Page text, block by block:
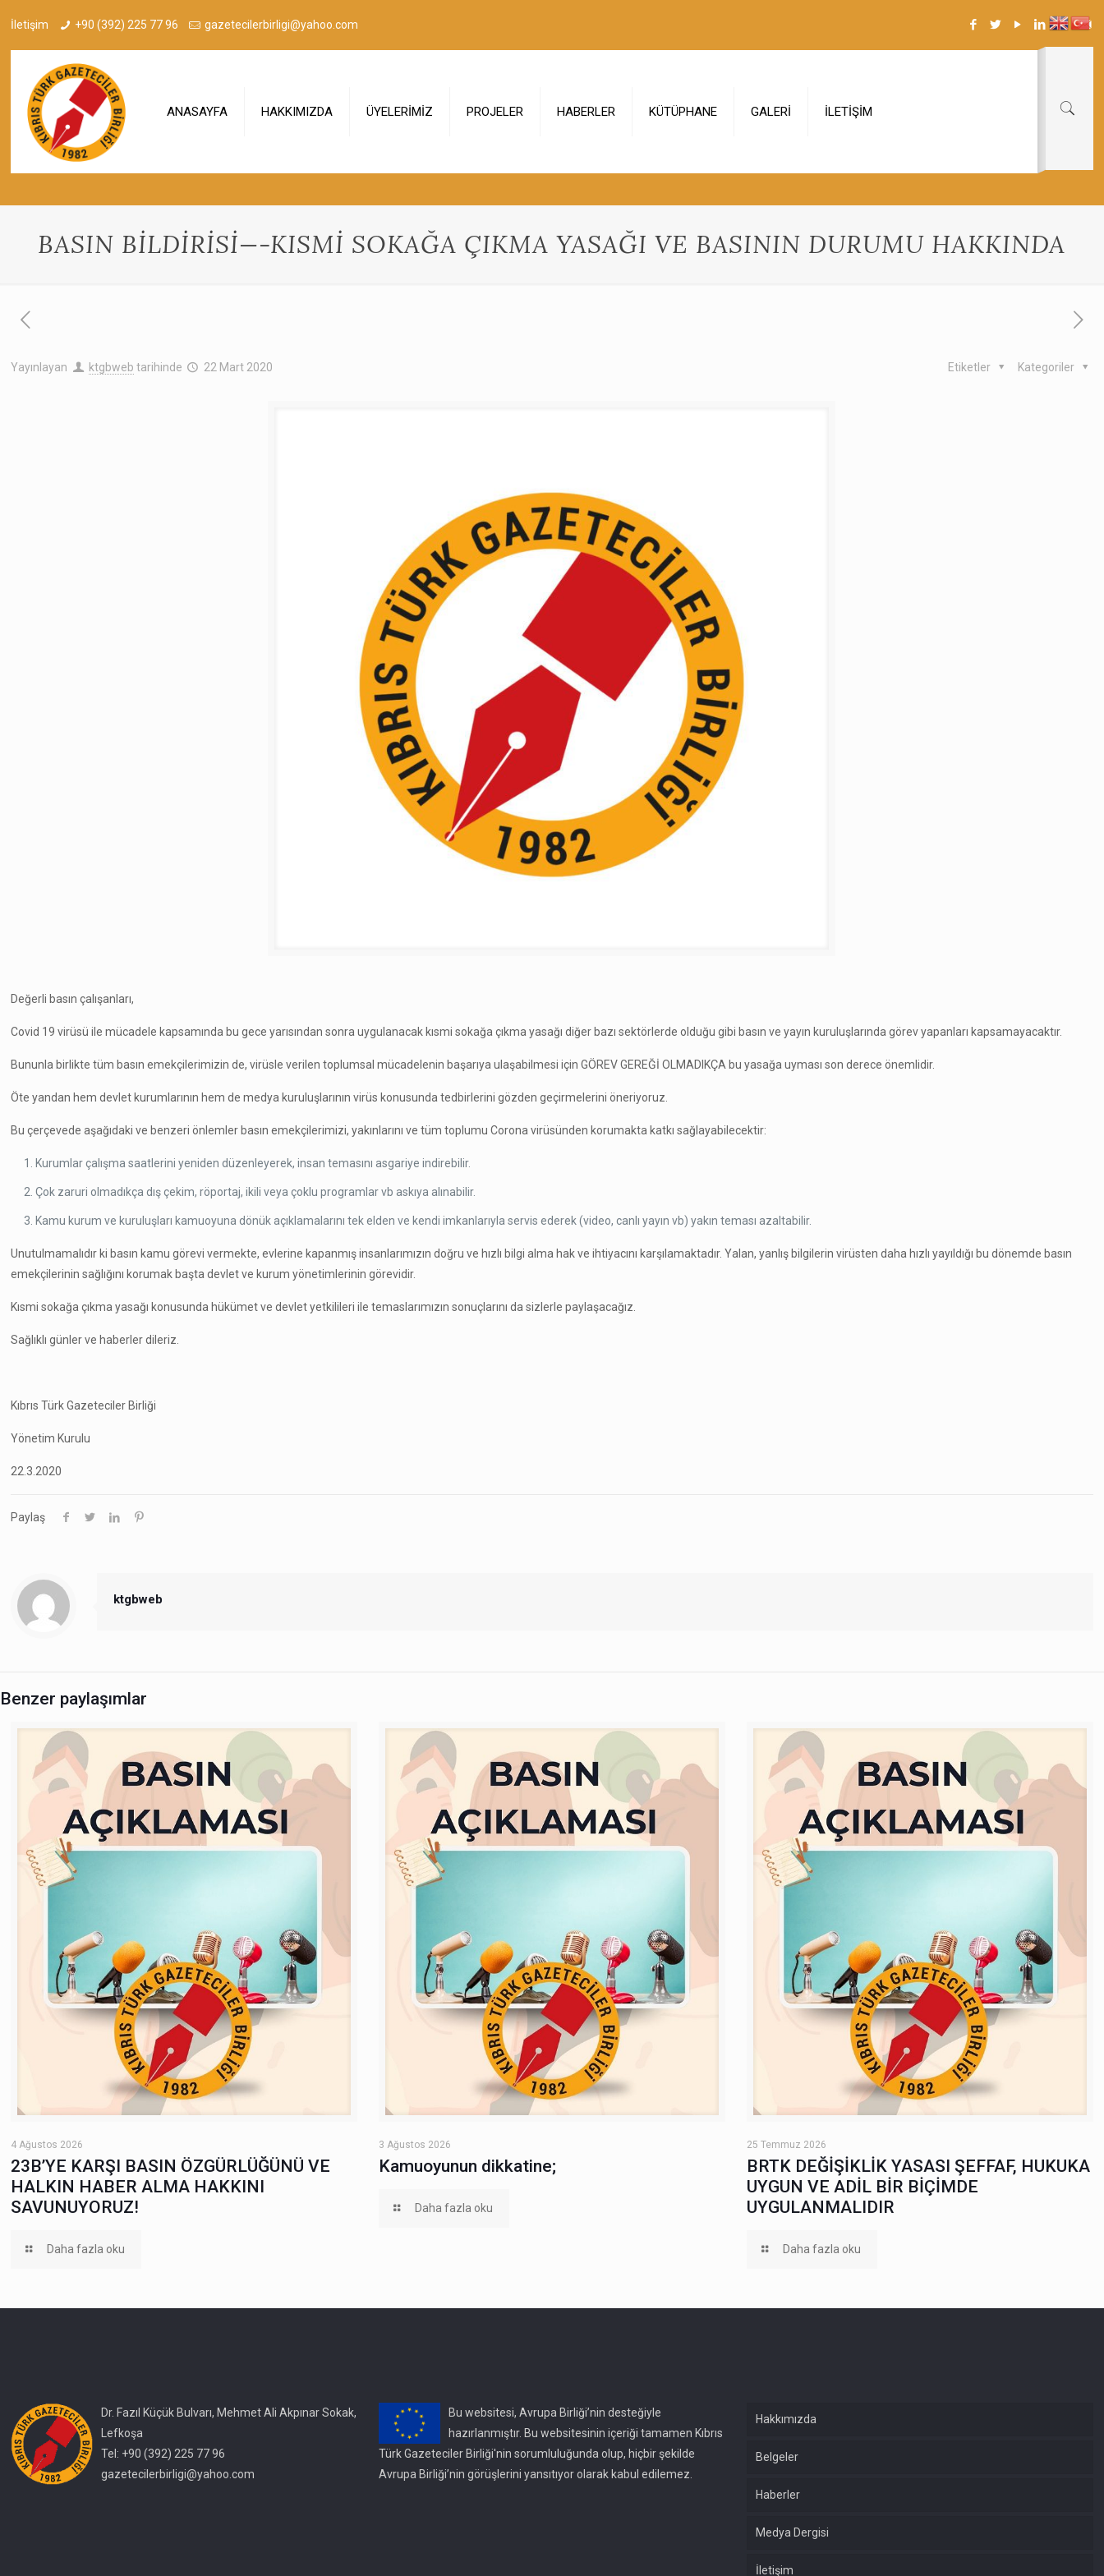
İletişim +90 (392) 225 77 96 gazetecilerbirligi@yahoo.com
ANASAYFA HAKKIMIZDA ÜYELERİMİZ PROJELER HABERLER KÜTÜPHANE GALERİ İLETİŞİM
BASIN BİLDİRİSİ—-KISMİ SOKAĞA ÇIKMA YASAĞI VE BASININ DURUMU HAKKINDA
Yayınlayan ktgbweb tarihinde 22 Mart 2020 Kategoriler
Etiketler
Değerli basın çalışanları,
Covid 19 virüsü ile mücadele kapsamında bu gece yarısından sonra uygulanacak kısmi sokağa çıkma yasağı diğer bazı sektörlerde olduğu gibi basın ve yayın kuruluşlarında görev yapanları kapsamayacaktır.
Bununla birlikte tüm basın emekçilerimizin de, virüsle verilen toplumsal mücadelenin başarıya ulaşabilmesi için GÖREV GEREĞİ OLMADIKÇA bu yasağa uyması son derece önemlidir.
Öte yandan hem devlet kurumlarının hem de medya kuruluşlarının virüs konusunda tedbirlerini gözden geçirmelerini öneriyoruz.
Bu çerçevede aşağıdaki ve benzeri önlemler basın emekçilerimizi, yakınlarını ve tüm toplumu Corona virüsünden korumakta katkı sağlayabilecektir:
Kurumlar çalışma saatlerini yeniden düzenleyerek, insan temasını asgariye indirebilir.
Çok zaruri olmadıkça dış çekim, röportaj, ikili veya çoklu programlar vb askıya alınabilir.
Kamu kurum ve kuruluşları kamuoyuna dönük açıklamalarını tek elden ve kendi imkanlarıyla servis ederek (video, canlı yayın vb) yakın teması azaltabilir.
Unutulmamalıdır ki basın kamu görevi vermekte, evlerine kapanmış insanlarımızın doğru ve hızlı bilgi alma hak ve ihtiyacını karşılamaktadır. Yalan, yanlış bilgilerin virüsten daha hızlı yayıldığı bu dönemde basın
emekçilerinin sağlığını korumak başta devlet ve kurum yönetimlerinin görevidir.
Kısmi sokağa çıkma yasağı konusunda hükümet ve devlet yetkilileri ile temaslarımızın sonuçlarını da sizlerle paylaşacağız.
Sağlıklı günler ve haberler dileriz.
Kıbrıs Türk Gazeteciler Birliği
Yönetim Kurulu
22.3.2020
Paylaş
ktgbweb
Benzer paylaşımlar
4 Ağustos 2026
23B’YE KARŞI BASIN ÖZGÜRLÜĞÜNÜ VE
HALKIN HABER ALMA HAKKINI
SAVUNUYORUZ!
Daha fazla oku
3 Ağustos 2026
Kamuoyunun dikkatine;
Daha fazla oku
25 Temmuz 2026
BRTK DEĞİŞİKLİK YASASI ŞEFFAF, HUKUKA
UYGUN VE ADİL BİR BİÇİMDE
UYGULANMALIDIR
Daha fazla oku
Dr. Fazıl Küçük Bulvarı, Mehmet Ali Akpınar Sokak,
Lefkoşa
Tel: +90 (392) 225 77 96
gazetecilerbirligi@yahoo.com
Bu websitesi, Avrupa Birliği’nin desteğiyle
hazırlanmıştır. Bu websitesinin içeriği tamamen Kıbrıs
Türk Gazeteciler Birliği'nin sorumluluğunda olup, hiçbir şekilde
Avrupa Birliği’nin görüşlerini yansıtıyor olarak kabul edilemez.
Hakkımızda
Belgeler
Haberler
Medya Dergisi
İletişim